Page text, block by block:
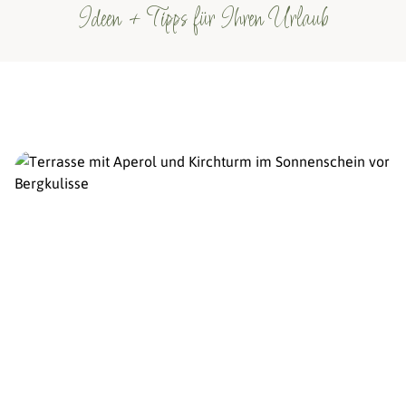
Ideen + Tipps für Ihren Urlaub